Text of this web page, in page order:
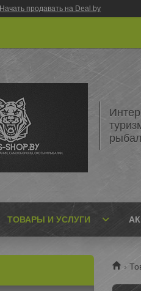
Начать продавать на Deal.by
ТОВАРЫ И УСЛУГИ